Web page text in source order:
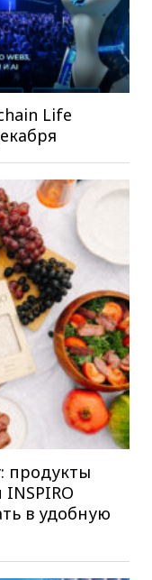
Life
продукты
в удобную